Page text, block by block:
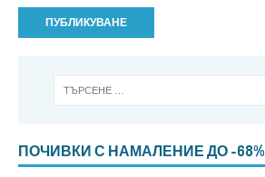
ПОЧИВКИ С НАМАЛЕНИЕ ДО -68%